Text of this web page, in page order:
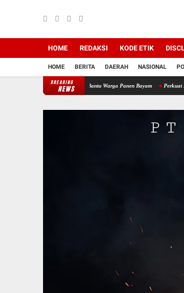
HOME REDAKSI KODE ETIK
HOME BERITA DAERAH NASIONAL
BREAKING
NEWS
Tnp Turun Tangan Bantu Warga Panen Bayam Perkuat Sinergi